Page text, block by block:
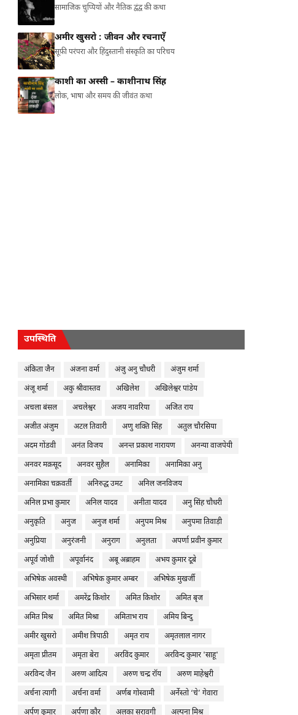
सामाजिक चुप्पियों और नैतिक द्वंद्व की कथा
अमीर खुसरो : जीवन और रचनाएँ
सूफ़ी परंपरा और हिंदुस्तानी संस्कृति का परिचय
काशी का अस्सी – काशीनाथ सिंह
लोक, भाषा और समय की जीवंत कथा
उपस्थिति
अंकिता जैन अंजना वर्मा अंजु अनु चौधरी
अंजुम शर्मा
अंजू शर्मा
अकु श्रीवास्तव अखिलेश
अखिलेश्वर पांडेय
अचला बंसल
अचलेश्वर अजय नावरिया
अजित राय
अजीत अंजुम
अटल तिवारी अणु शक्ति सिंह
अतुल चौरसिया
अदम गोंडवी
अनंत विजय अनन्त प्रकाश नारायण
अनन्या वाजपेयी
अनवर मक़सूद
अनवर सुहैल अनामिका
अनामिका अनु
अनामिका चक्रवर्ती
अनिरुद्ध उमट
अनिल जनविजय
अनिल प्रभा कुमार
अनिल यादव अनीता यादव
अनु सिंह चौधरी
अनुकृति
अनुज अनुज शर्मा अनुपम मिश्र
अनुपमा तिवाड़ी
अनुप्रिया
अनुरंजनी अनुराग अनुलता
अपर्णा प्रवीन कुमार
अपूर्व जोशी
अपूर्वानंद अबू अब्राहम
अभय कुमार दूबे
अभिषेक अवस्थी
अभिषेक कुमार अम्बर
अभिषेक मुखर्जी
अभिसार शर्मा
अमरेंद्र किशोर अमित किशोर
अमित बृज
अमित मिश्र
अमित मिश्रा अमिताभ राय
अमिय बिन्दु
अमीर खुसरो
अमीश त्रिपाठी अमृत राय
अमृतलाल नागर
अमृता प्रीतम
अमृता बेरा अरविंद कुमार
अरविन्द कुमार 'साहू'
अरविन्द जैन
अरुण आदित्य अरुण चन्द्र रॉय
अरुण माहेश्वरी
अर्चना त्यागी
अर्चना वर्मा अर्णब गोस्वामी
अर्नेस्तो ‘चे’ गेवारा
अर्पण कुमार
अर्पणा कौर अलका सरावगी अल्पना मिश्र